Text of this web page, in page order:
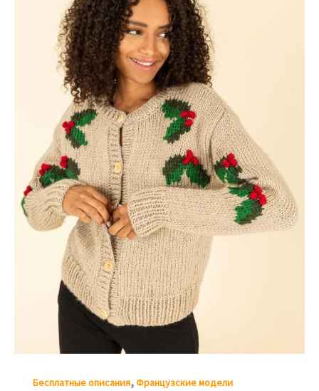
Бесплатные описания,Французские модели